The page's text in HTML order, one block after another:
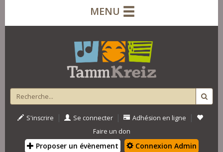
MENU
S'inscrire | Se connecter | Adhésion en ligne |
Faire un don
Proposer un évènement Connexion Admin